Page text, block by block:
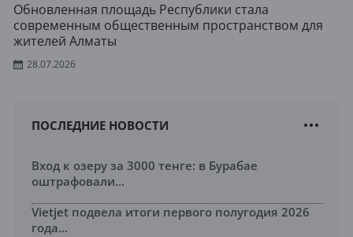
Обновленная площадь Республики стала
современным общественным пространством для
жителей Алматы
28.07.2026
ПОСЛЕДНИЕ НОВОСТИ
Вход к озеру за 3000 тенге: в Бурабае
оштрафовали...
Vietjet подвела итоги первого полугодия 2026
года...